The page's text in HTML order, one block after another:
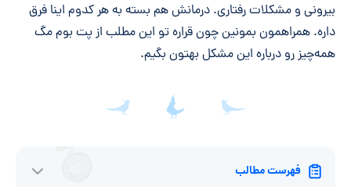
بیرونی و مشکلات رفتاری. درمانش هم بسته به هر کدوم اینا فرق
داره. همراهمون بمونین چون قراره تو این مطلب از پت بوم مگ
همه‌چیز رو درباره این مشکل بهتون بگیم.
فهرست مطالب